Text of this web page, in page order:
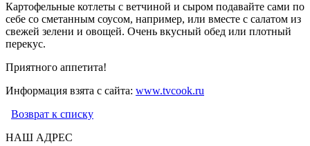
Картофельные котлеты с ветчиной и сыром подавайте сами по
себе со сметанным соусом, например, или вместе с салатом из
свежей зелени и овощей. Очень вкусный обед или плотный
перекус.
Приятного аппетита!
Информация взята с сайта: www.tvcook.ru
Возврат к списку
НАШ АДРЕС